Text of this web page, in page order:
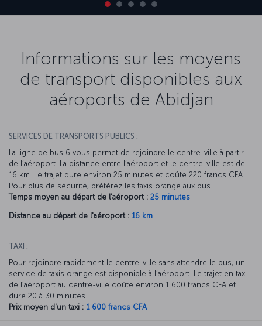
Informations sur les moyens
de transport disponibles aux
aéroports de Abidjan
SERVICES DE TRANSPORTS PUBLICS :
La ligne de bus 6 vous permet de rejoindre le centre-ville à partir
de l’aéroport. La distance entre l’aéroport et le centre-ville est de
16 km. Le trajet dure environ 25 minutes et coûte 220 francs CFA.
Pour plus de sécurité, préférez les taxis orange aux bus.
Temps moyen au départ de l'aéroport : 25 minutes
Distance au départ de l'aéroport : 16 km
TAXI :
Pour rejoindre rapidement le centre-ville sans attendre le bus, un
service de taxis orange est disponible à l’aéroport. Le trajet en taxi
de l’aéroport au centre-ville coûte environ 1 600 francs CFA et
dure 20 à 30 minutes.
Prix moyen d'un taxi : 1 600 francs CFA